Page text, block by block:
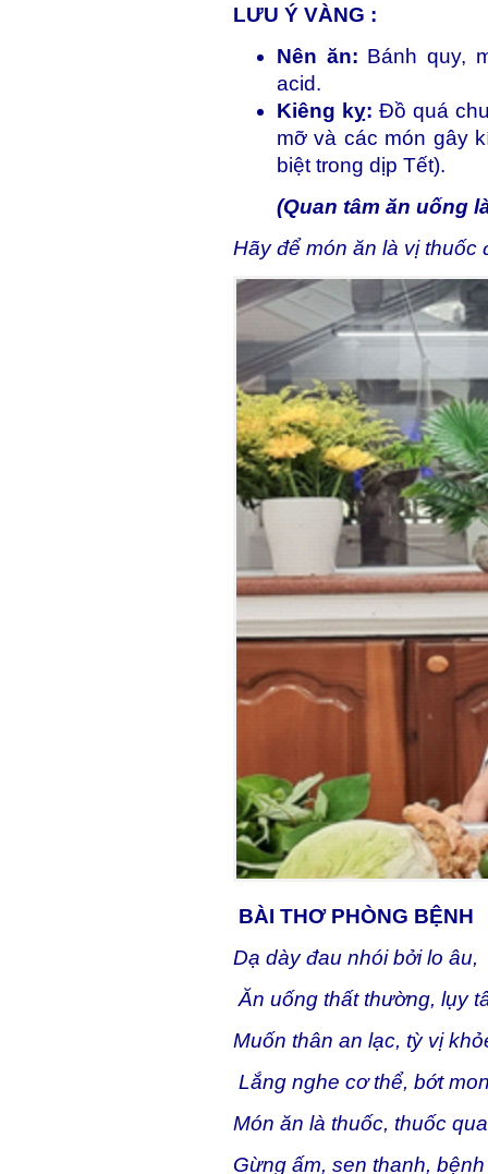
LƯU Ý VÀNG :
Nên ăn: Bánh quy,
acid.
Kiêng kỵ: Đồ quá
mỡ và các món gây
biệt trong dịp Tết).
(Quan tâm ăn uống là
Hãy để món ăn là vị thuốc
BÀI THƠ PHÒNG BỆNH
Dạ dày đau nhói bởi lo âu,
Ăn uống thất thường, lụy
Muốn thân an lạc, tỳ vị
Lắng nghe cơ thể, bớt
Món ăn là thuốc, thuốc
Gừng ấm, sen thanh,